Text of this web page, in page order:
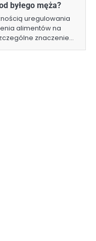
byłego męża?
uregulowania
alimentów na
znaczenie…